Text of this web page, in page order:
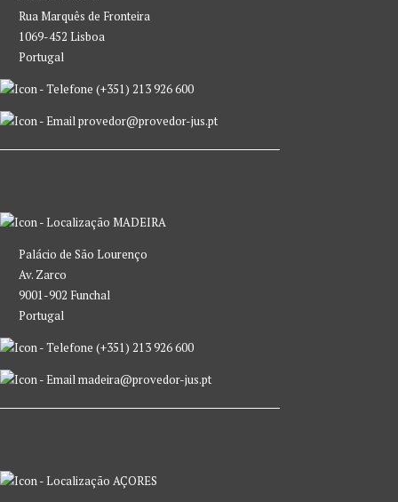
Rua Marquês de Fronteira
1069-452 Lisboa
Portugal
(+351) 213 926 600
provedor@provedor-jus.pt
MADEIRA
Palácio de São Lourenço
Av. Zarco
9001-902 Funchal
Portugal
(+351) 213 926 600
madeira@provedor-jus.pt
AÇORES